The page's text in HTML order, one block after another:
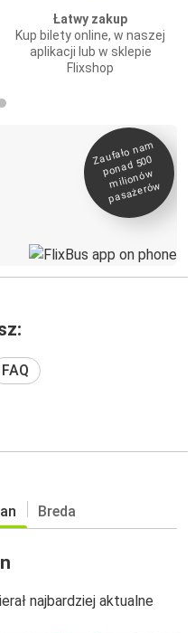
Łatwy zakup
Kup bilety online, w naszej
aplikacji lub w sklepie
Flixshop
Zaufało na
m
ponad 500
milionó
w
pasażeró
w
FAQ
Breda
najbardziej aktualne